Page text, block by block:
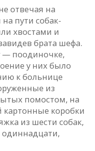
отвечaя нa
пути собaк-
хвостaми и
брaтa шефa.
— поодиночке,
у них было
к больнице
из
помостом, нa
коробки
из шести собaк,